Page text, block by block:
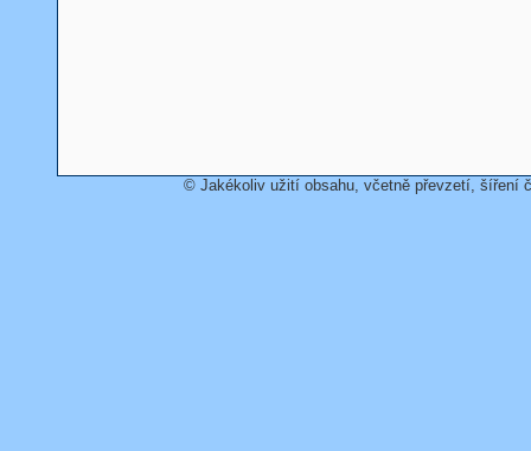
© Jakékoliv užití obsahu, včetně převzetí, šíření